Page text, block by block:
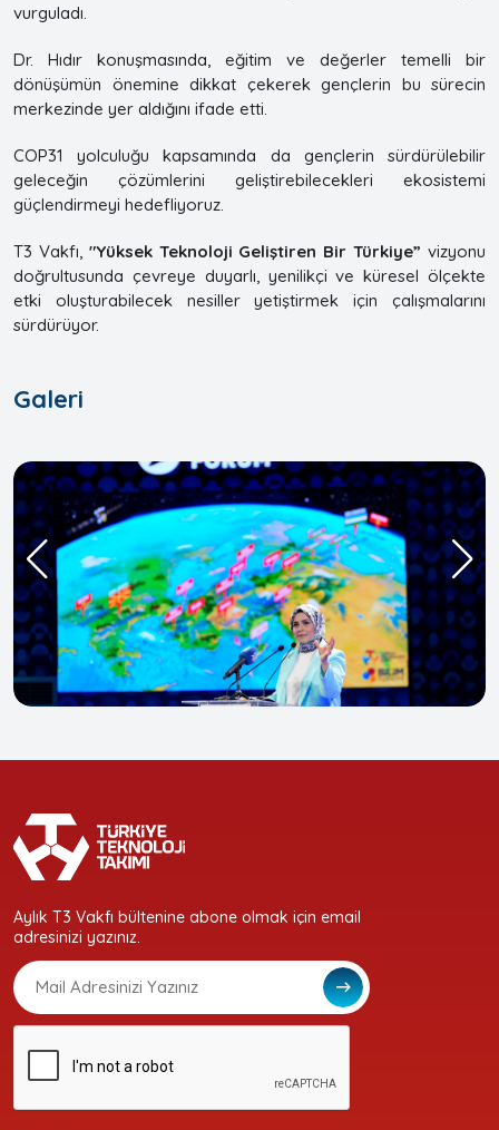
vurguladı.
Dr. Hıdır konuşmasında, eğitim ve değerler temelli bir
dönüşümün önemine dikkat çekerek gençlerin bu sürecin
merkezinde yer aldığını ifade etti.
COP31 yolculuğu kapsamında da gençlerin sürdürülebilir
geleceğin çözümlerini geliştirebilecekleri ekosistemi
güçlendirmeyi hedefliyoruz.
T3 Vakfı, "Yüksek Teknoloji Geliştiren Bir Türkiye” vizyonu
doğrultusunda çevreye duyarlı, yenilikçi ve küresel ölçekte
etki oluşturabilecek nesiller yetiştirmek için çalışmalarını
sürdürüyor.
Galeri
Aylık T3 Vakfı bültenine abone olmak için email
adresinizi yazınız.